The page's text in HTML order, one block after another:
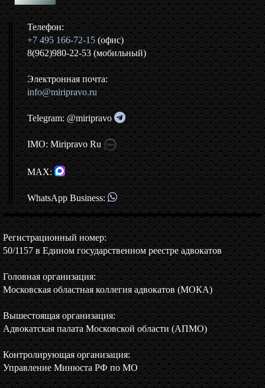
Телефон:
+7 495 166-72-15(офис)
8(962)980-22-53 (мобильный)
Электронная почта:
info@miripravo.ru
Telegram: @miripravo
IMO: Miripravo Ru
MAX:
WhatsApp Business:
Регистрационный номер:
50/1157 в Едином государственном реестре адвокатов
Головная организация:
Московская областная коллегия адвокатов (МОКА)
Вышестоящая организация:
Адвокатская палата Московской области (АПМО)
Контролирующая организация:
Управление Минюста РФ по МО